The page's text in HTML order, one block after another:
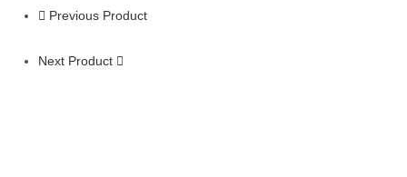
Previous Product
Next Product